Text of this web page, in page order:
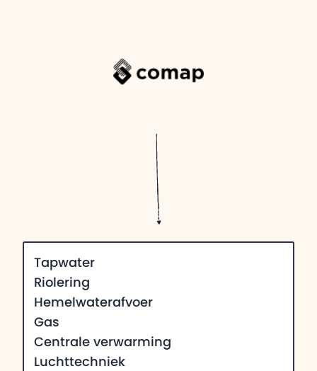
Tapwater
Riolering
Hemelwaterafvoer
Gas
Centrale verwarming
Luchttechniek